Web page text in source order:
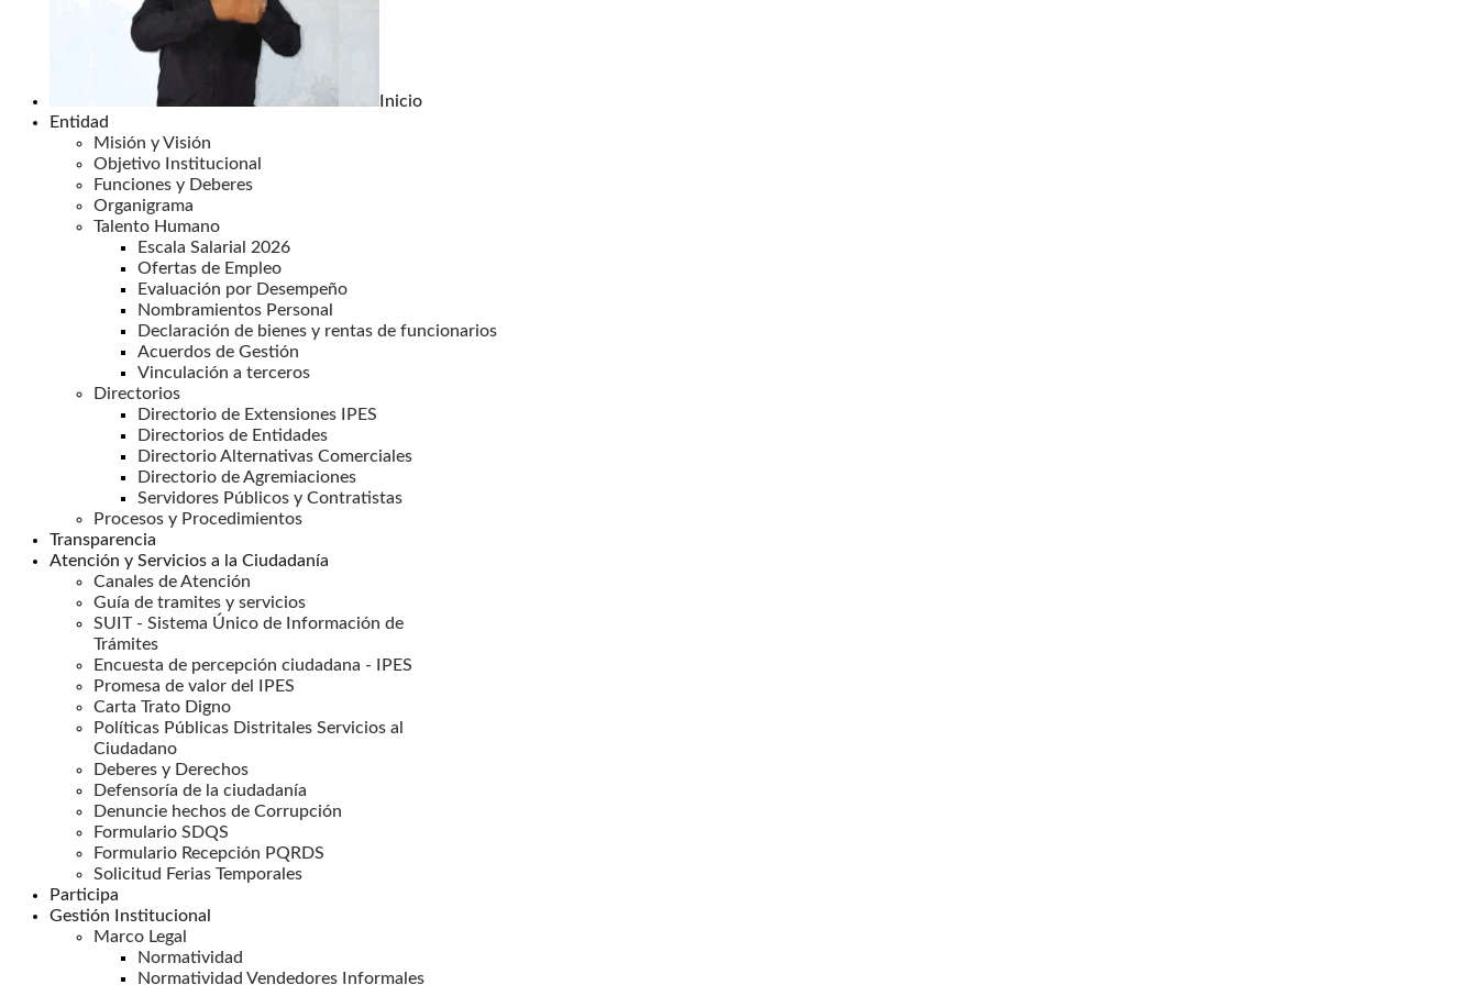
Inicio
Entidad
Misión y Visión
Objetivo Institucional
Funciones y Deberes
Organigrama
Talento Humano
Escala Salarial 2026
Ofertas de Empleo
Evaluación por Desempeño
Nombramientos Personal
Declaración de bienes y rentas de funcionarios
Acuerdos de Gestión
Vinculación a terceros
Directorios
Directorio de Extensiones IPES
Directorios de Entidades
Directorio Alternativas Comerciales
Directorio de Agremiaciones
Servidores Públicos y Contratistas
Procesos y Procedimientos
Transparencia
Atención y Servicios a la Ciudadanía
Canales de Atención
Guía de tramites y servicios
SUIT - Sistema Único de Información de
Trámites
Encuesta de percepción ciudadana - IPES
Promesa de valor del IPES
Carta Trato Digno
Políticas Públicas Distritales Servicios al
Ciudadano
Deberes y Derechos
Defensoría de la ciudadanía
Denuncie hechos de Corrupción
Formulario SDQS
Formulario Recepción PQRDS
Solicitud Ferias Temporales
Participa
Gestión Institucional
Marco Legal
Normatividad
Normatividad Vendedores Informales